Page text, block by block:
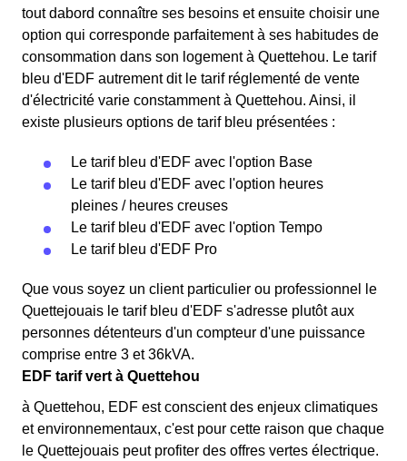
tout dabord connaître ses besoins et ensuite choisir une
option qui corresponde parfaitement à ses habitudes de
consommation dans son logement à Quettehou. Le tarif
bleu d'EDF autrement dit le tarif réglementé de vente
d'électricité varie constamment à Quettehou. Ainsi, il
existe plusieurs options de tarif bleu présentées :
Le tarif bleu d'EDF avec l'option Base
Le tarif bleu d'EDF avec l'option heures
pleines / heures creuses
Le tarif bleu d'EDF avec l'option Tempo
Le tarif bleu d'EDF Pro
Que vous soyez un client particulier ou professionnel le
Quettejouais le tarif bleu d'EDF s'adresse plutôt aux
personnes détenteurs d'un compteur d'une puissance
comprise entre 3 et 36kVA.
EDF tarif vert à Quettehou
à Quettehou, EDF est conscient des enjeux climatiques
et environnementaux, c'est pour cette raison que chaque
le Quettejouais peut profiter des offres vertes électrique.